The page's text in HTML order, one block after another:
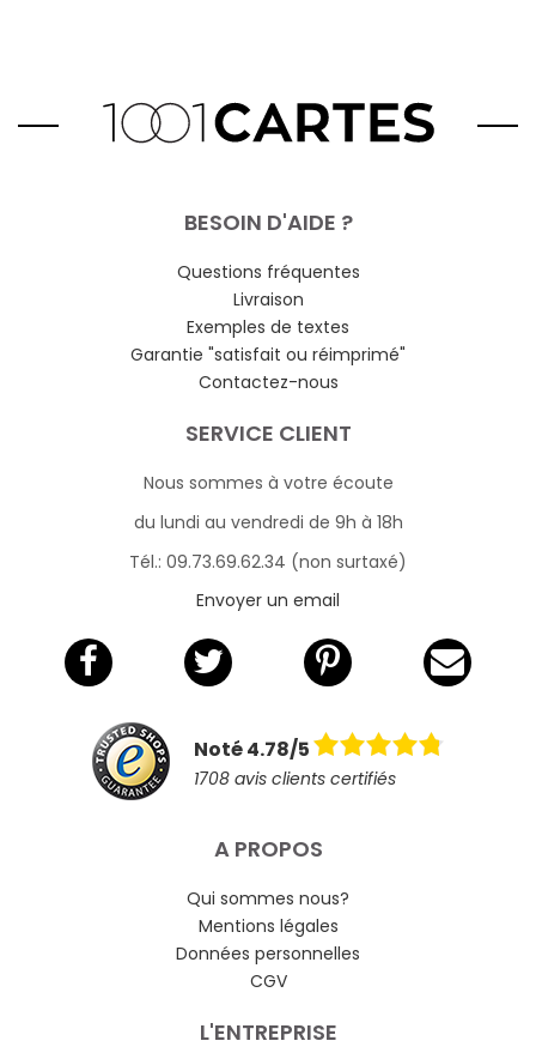
BESOIN D'AIDE ?
Questions fréquentes
Livraison
Exemples de textes
Garantie "satisfait ou réimprimé"
Contactez-nous
SERVICE CLIENT
Nous sommes à votre écoute
du lundi au vendredi de 9h à 18h
Tél.: 09.73.69.62.34 (non surtaxé)
Envoyer un email
Noté 4.78/5
1708 avis clients certifiés
A PROPOS
Qui sommes nous?
Mentions légales
Données personnelles
CGV
L'ENTREPRISE